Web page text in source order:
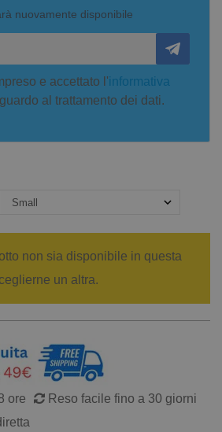
nuovamente disponibile
e accettato l'informativa
al trattamento dei dati.
non sia disponibile in questa
un altra.
ore
Reso facile fino a 30 giorni